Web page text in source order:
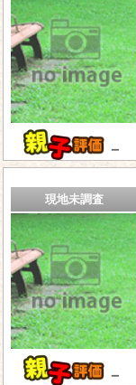
－
現地未調査
－